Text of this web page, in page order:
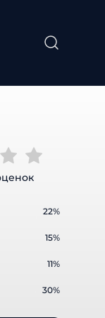
22%
15%
11%
30%